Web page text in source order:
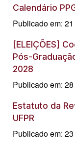
Calendário
Publicado em:
[ELEIÇÕES]
Pós-
2028
Publicado em:
Estatuto da
UFPR
Publicado em: